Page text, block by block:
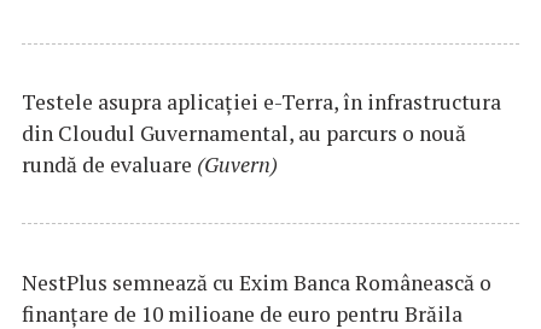
Testele asupra aplicaţiei e-Terra, în infrastructura
din Cloudul Guvernamental, au parcurs o nouă
rundă de evaluare (Guvern)
NestPlus semnează cu Exim Banca Românească o
finanțare de 10 milioane de euro pentru Brăila